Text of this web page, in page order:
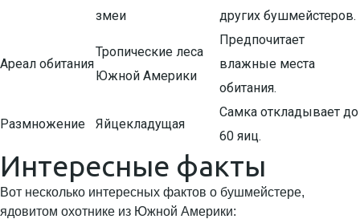
змеи
других бушмейстеров.
Ареал обитания
Тропические леса
Южной Америки
Предпочитает
влажные места
обитания.
Размножение Яйцекладущая
Самка откладывает до
60 яиц.
Интересные факты
Вот несколько интересных фактов о бушмейстере,
ядовитом охотнике из Южной Америки: